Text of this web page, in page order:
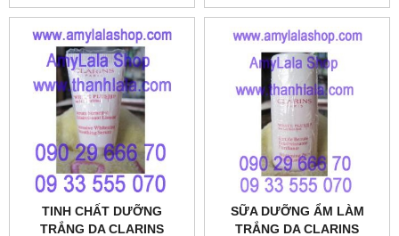
TINH CHẤT DƯỠNG
TRẮNG DA CLARINS
SỮA DƯỠNG ẨM LÀM
TRẮNG DA CLARINS